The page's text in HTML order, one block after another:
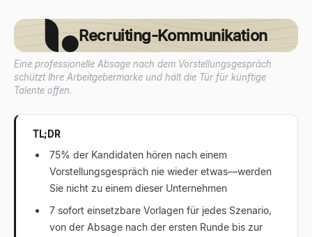
Recruiting-Kommunikation
Eine professionelle Absage nach dem Vorstellungsgespräch
schützt Ihre Arbeitgebermarke und hält die Tür für künftige
Talente offen.
TL;DR
75% der Kandidaten hören nach einem
Vorstellungsgespräch nie wieder etwas—werden
Sie nicht zu einem dieser Unternehmen
7 sofort einsetzbare Vorlagen für jedes Szenario,
von der Absage nach der ersten Runde bis zur